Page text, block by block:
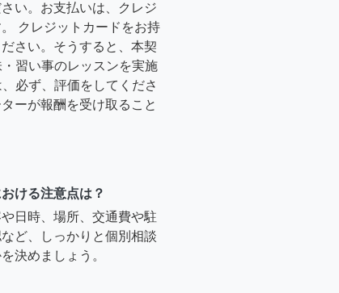
い。お支払いは、クレジ
クレジットカードをお持
さい。そうすると、本契
習い事のレッスンを実施
必ず、評価をしてくださ
ーが報酬を受け取ること
ける注意点は？
日時、場所、交通費や駐
ど、しっかりと個別相談
決めましょう。